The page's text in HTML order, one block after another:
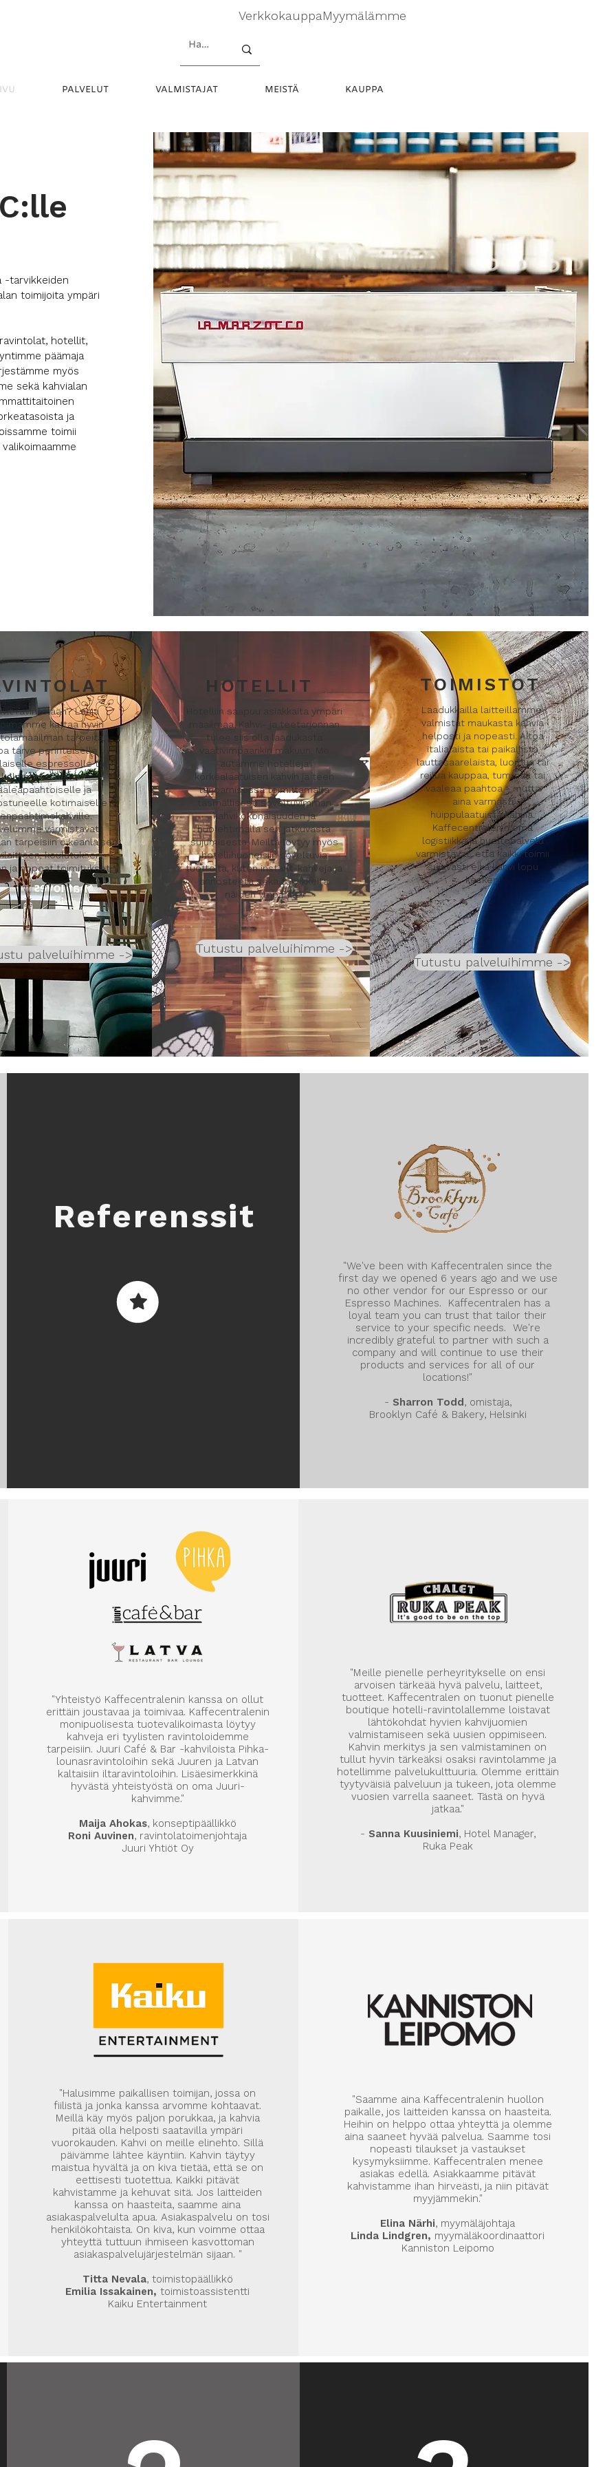
VerkkokauppaMyymälämme
PALVELUT VALMISTAJAT MEISTÄ KAUPPA
-tarvikkeiden
toimijoita ympäri
hotellit,
päämaja
myös
sekä kahvialan
ja
toimii
ravintolaan? Laaja
kattaa hyvin
tarpeita,
tarve perinteiselle
espressolle tai
kolmannen aallon
ja
kotimaiselle
varmistavat
tarpeisiin oikeanlaisen
koulutuksen,
ja nopeat toimitukset.
palveluihimme ->
HOTELLIT
Hotelliin saapuu asiakkaita ympäri
maailmaa. Kahvi- ja teetarjonnan
tulee siis olla laadukasta
vaativimpaankin makuun. Me
autamme hotelleja
korkealaatuisen kahvin ja teen
tarjoamisessa toimittamalla
täsmällisesti soveltuvimman
kahvikokonaisuuden ja
huolehtimalla sen jatkuvasta
sujumisesta. Meiltä löytyy myös
hotellihuoneisiin soveltuvia
tuotteita, kuten instant-kahveja ja
annosteetä sekä tarvikkeita
näiden ympärille.
Tutustu palveluihimme ->
TOIMISTOT
Laadukkailla laitteillamme
valmistat maukasta kahvia
helposti ja nopeasti. Aitoa
italialaista tai paikallista
lauttasaarelaista, luomua tai
reilua kauppaa, tummaa tai
vaaleaa paahtoa - mutta
aina varmasti
huippulaatuista kahvia.
Kaffecentralenin oma
logistiikka ja huoltopalvelu
varmistavat, että kaikki toimii
sujuvasti eikä kahvi lopu
kesken!
Tutustu palveluihimme ->
Referenssit
"We've been with Kaffecentralen since the
first day we opened 6 years ago and we use
no other vendor for our Espresso or our
Espresso Machines. Kaffecentralen has a
loyal team you can trust that tailor their
service to your specific needs. We're
incredibly grateful to partner with such a
company and will continue to use their
products and services for all of our
locations!"
- Sharron Todd, omistaja,
Brooklyn Café & Bakery, Helsinki
"Yhteistyö Kaffecentralenin kanssa on ollut
erittäin joustavaa ja toimivaa. Kaffecentralenin
monipuolisesta tuotevalikoimasta löytyy
kahveja eri tyylisten ravintoloidemme
tarpeisiin. Juuri Café & Bar -kahviloista Pihka-
lounasravintoloihin sekä Juuren ja Latvan
kaltaisiin iltaravintoloihin. Lisäesimerkkinä
hyvästä yhteistyöstä on oma Juuri-
kahvimme."
Maija Ahokas, konseptipäällikkö
Roni Auvinen, ravintolatoimenjohtaja
Juuri Yhtiöt Oy
"Meille pienelle perheyritykselle on ensi
arvoisen tärkeää hyvä palvelu, laitteet,
tuotteet. Kaffecentralen on tuonut pienelle
boutique hotelli-ravintolallemme loistavat
lähtökohdat hyvien kahvijuomien
valmistamiseen sekä uusien oppimiseen.
Kahvin merkitys ja sen valmistaminen on
tullut hyvin tärkeäksi osaksi ravintolamme ja
hotellimme palvelukulttuuria. Olemme erittäin
tyytyväisiä palveluun ja tukeen, jota olemme
vuosien varrella saaneet. Tästä on hyvä
jatkaa."
- Sanna Kuusiniemi, Hotel Manager,
Ruka Peak
"Halusimme paikallisen toimijan, jossa on
fiilistä ja jonka kanssa arvomme kohtaavat.
Meillä käy myös paljon porukkaa, ja kahvia
pitää olla helposti saatavilla ympäri
vuorokauden. Kahvi on meille elinehto. Sillä
päivämme lähtee käyntiin. Kahvin täytyy
maistua hyvältä ja on kiva tietää, että se on
eettisesti tuotettua. Kaikki pitävät
kahvistamme ja kehuvat sitä. Jos laitteiden
kanssa on haasteita, saamme aina
asiakaspalvelulta apua. Asiakaspalvelu on tosi
henkilökohtaista. On kiva, kun voimme ottaa
yhteyttä tuttuun ihmiseen kasvottoman
asiakaspalvelujärjestelmän sijaan. "
Titta Nevala, toimistopäällikkö
Emilia Issakainen, toimistoassistentti
Kaiku Entertainment
"Saamme aina Kaffecentralenin huollon
paikalle, jos laitteiden kanssa on haasteita.
Heihin on helppo ottaa yhteyttä ja olemme
aina saaneet hyvää palvelua. Saamme tosi
nopeasti tilaukset ja vastaukset
kysymyksiimme. Kaffecentralen menee
asiakas edellä. Asiakkaamme pitävät
kahvistamme ihan hirveästi, ja niin pitävät
myyjämmekin."
Elina Närhi, myymäläjohtaja
Linda Lindgren, myymäläkoordinaattori
Kanniston Leipomo